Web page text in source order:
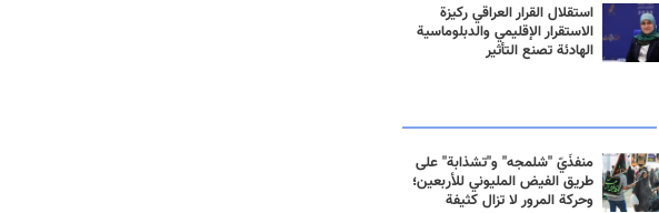
استقلال القرار العراقي ركيزة
الاستقرار الإقليمي والدبلوماسية
الهادئة تصنع التأثير
منفذَيّ "شلمجه" و"تشذابة" على
طريق الفيض المليوني للأربعين؛
وحركة المرور لا تزال كثيفة